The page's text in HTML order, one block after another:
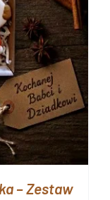
– Zestaw